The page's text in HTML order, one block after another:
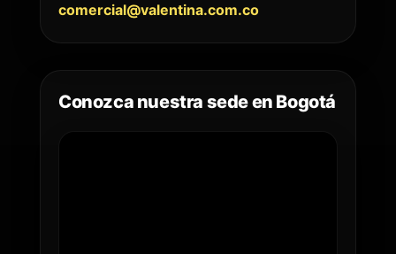
comercial@valentina.com.co
Conozca nuestra sede en Bogotá